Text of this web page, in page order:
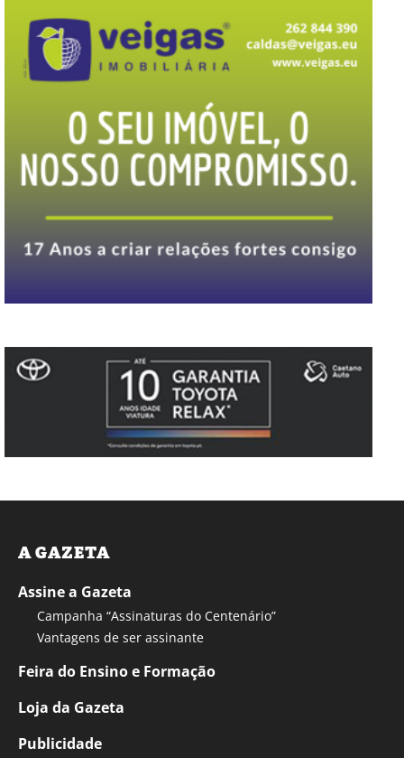
A GAZETA
Assine a Gazeta
Campanha “Assinaturas do Centenário”
Vantagens de ser assinante
Feira do Ensino e Formação
Loja da Gazeta
Publicidade